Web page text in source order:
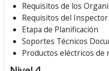
Requisitos de los
Requisitos del Inspector
Etapa de Planificación
Soportes Técnicos
Productos eléctricos de